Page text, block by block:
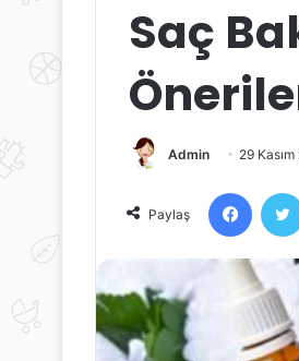
Saç
Admin 29
Paylaş